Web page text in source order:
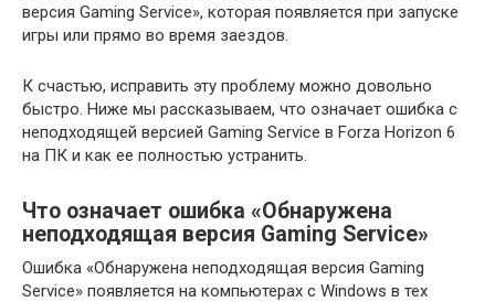
версия Gaming Service», которая появляется при запуске
игры или прямо во время заездов.
К счастью, исправить эту проблему можно довольно
быстро. Ниже мы рассказываем, что означает ошибка с
неподходящей версией Gaming Service в Forza Horizon 6
на ПК и как ее полностью устранить.
Что означает ошибка «Обнаружена
неподходящая версия Gaming Service»
Ошибка «Обнаружена неподходящая версия Gaming
Service» появляется на компьютерах с Windows в тех